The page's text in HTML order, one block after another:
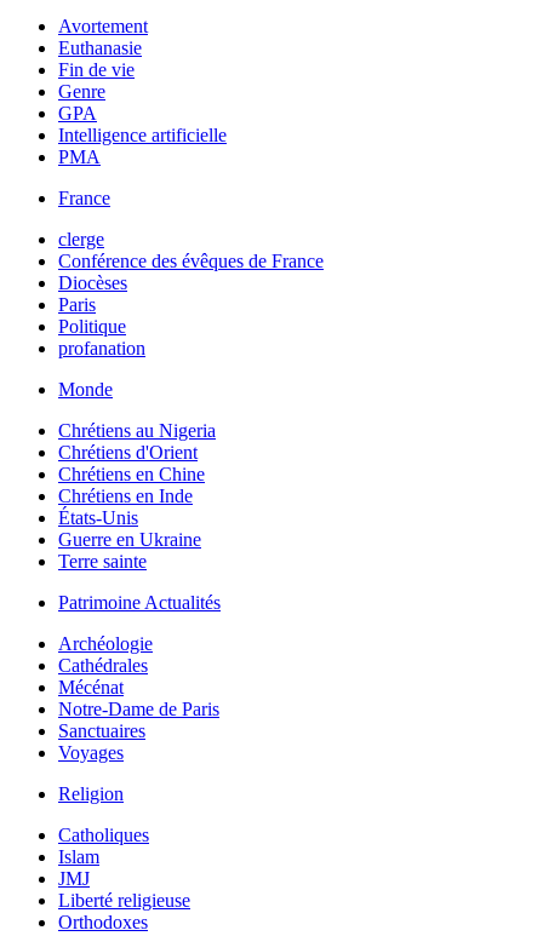
Avortement
Euthanasie
Fin de vie
Genre
GPA
Intelligence artificielle
PMA
France
clerge
Conférence des évêques de France
Diocèses
Paris
Politique
profanation
Monde
Chrétiens au Nigeria
Chrétiens d'Orient
Chrétiens en Chine
Chrétiens en Inde
États-Unis
Guerre en Ukraine
Terre sainte
Patrimoine Actualités
Archéologie
Cathédrales
Mécénat
Notre-Dame de Paris
Sanctuaires
Voyages
Religion
Catholiques
Islam
JMJ
Liberté religieuse
Orthodoxes